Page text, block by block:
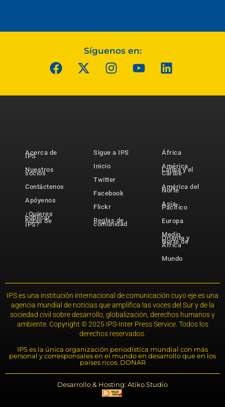
Síguenos en:
Acerca de
IPS
Nuestros
socios
Contáctenos
Apóyenos
¿Quieres
publicar
notas de
IPS?
Sigue a IPS
Inicio
Twitter
Facebook
Flickr
Reglas de
comunidad
África
América
Latina y el
Caribe
América del
Norte
Asia-
Pacífico
Europa
Medio
Oriente y
Norte de
África
Mundo
IPS es una institución internacional de comunicación cuyo eje es una
agencia mundial de noticias que amplifica las voces del Sur y de la
sociedad civil sobre desarrollo, globalización, derechos humanos y
ambiente. Copyright © 2025 IPS-Inter Press Service. Todos los
derechos reservados.
IPS es la única organización periodística mundial con más
personal y corresponsales en el mundo en desarrollo que en los
países ricos. DONAR
Desarrollo & Hosting: Atiko.Studio